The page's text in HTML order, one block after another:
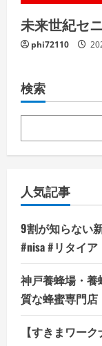
未来世紀セ
phi72110
検索
人気記事
9割が知らない
#nisa #リタイア
神戸養蜂場・
質な蜂蜜専門店
【すきまワー